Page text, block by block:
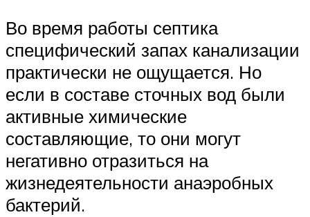
Во время работы септика
специфический запах канализации
практически не ощущается. Но
если в составе сточных вод были
активные химические
составляющие, то они могут
негативно отразиться на
жизнедеятельности анаэробных
бактерий.